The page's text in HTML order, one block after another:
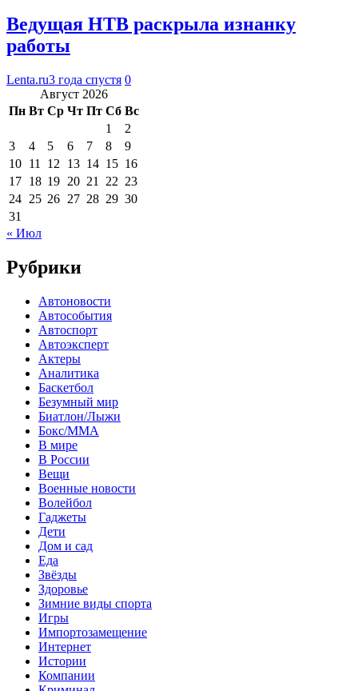
Ведущая НТВ раскрыла изнанку
работы
Lenta.ru3 года спустя 0
Август 2026
Пн Вт Ср Чт Пт Сб Вс
1
2
3
4 5 6 7 8
9
10 11 12 13 14 15 16
17 18 19 20 21 22 23
24 25 26 27 28 29 30
31
« Июл
Рубрики
Автоновости
Автособытия
Автоспорт
Автоэксперт
Актеры
Аналитика
Баскетбол
Безумный мир
Биатлон/Лыжи
Бокс/MMA
В мире
В России
Вещи
Военные новости
Волейбол
Гаджеты
Дети
Дом и сад
Еда
Звёзды
Здоровье
Зимние виды спорта
Игры
Импортозамещение
Интернет
Истории
Компании